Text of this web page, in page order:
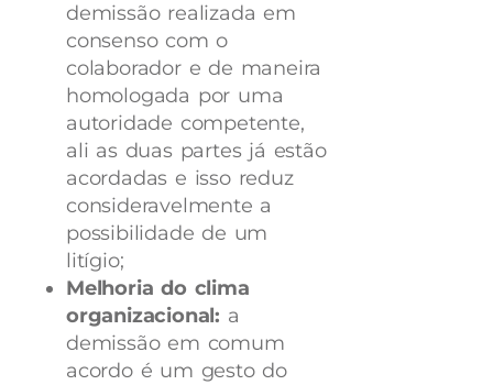
demissão realizada em
consenso com o
colaborador e de maneira
homologada por uma
autoridade competente,
ali as duas partes já estão
acordadas e isso reduz
consideravelmente a
possibilidade de um
litígio;
Melhoria do clima
organizacional: a
demissão em comum
acordo é um gesto do